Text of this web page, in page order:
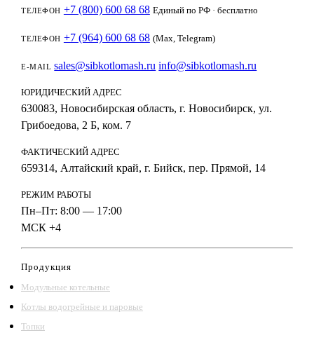
ТЕЛЕФОН +7 (800) 600 68 68 Единый по РФ · бесплатно
ТЕЛЕФОН +7 (964) 600 68 68 (Max, Telegram)
E-MAIL sales@sibkotlomash.ru info@sibkotlomash.ru
ЮРИДИЧЕСКИЙ АДРЕС
630083, Новосибирская область, г. Новосибирск, ул.
Грибоедова, 2 Б, ком. 7
ФАКТИЧЕСКИЙ АДРЕС
659314, Алтайский край, г. Бийск, пер. Прямой, 14
РЕЖИМ РАБОТЫ
Пн–Пт: 8:00 — 17:00
МСК +4
Продукция
Модульные котельные
Котлы водогрейные и паровые
Топки